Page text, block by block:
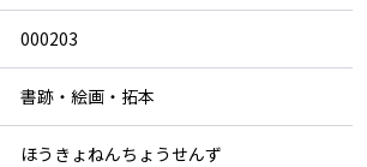
000203
書跡・絵画・拓本
ほうきょねんちょうせんず